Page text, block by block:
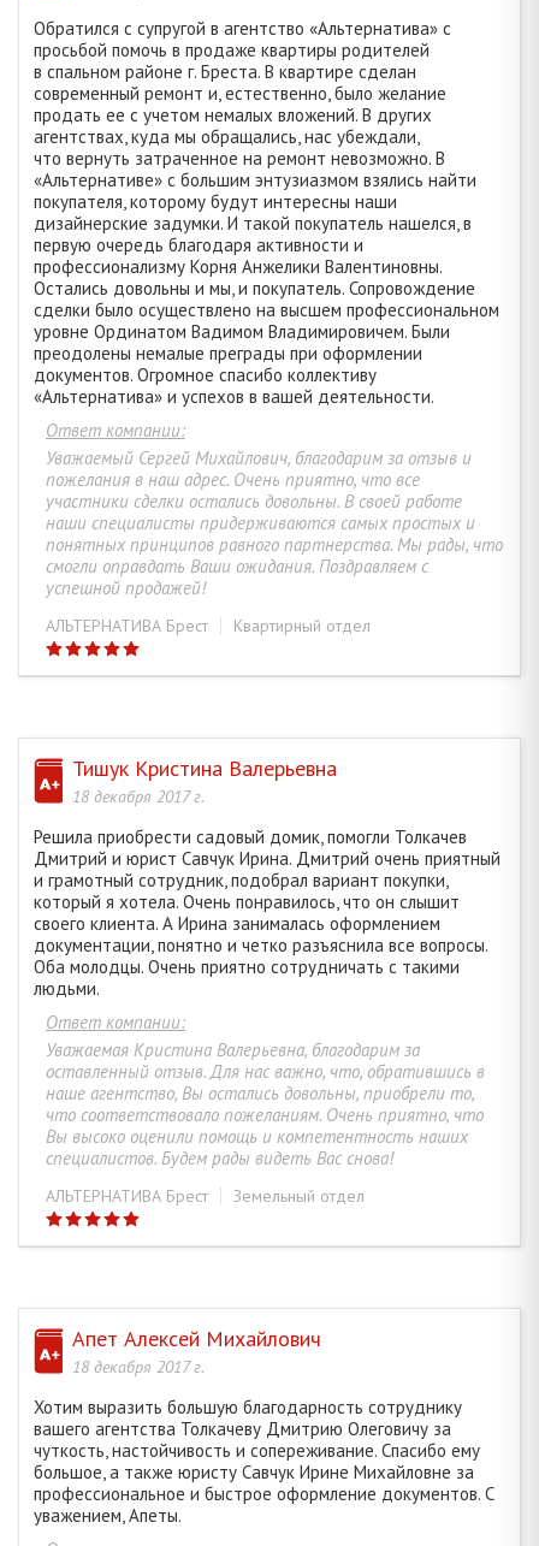
ВЫШИНСКАЯ АЛЛА ВИКТОРОВНА
ШКУЛЕПА НАТАЛЬЯ ЕВГЕНЬЕВНА
МИКЛУШ СВЕТЛАНА КОНСТАНТИНОВНА
САВЧУК ИРИНА МИХАЙЛОВНА
КУЗЬМИЧ АНАСТАСИЯ СЕРГЕЕВНА
ДОМНИЧ ИРИНА ЮРЬЕВНА
КУРИЛЕНКО АННА АНДРЕЕВНА
МИХАЙЛОВА ОКСАНА ВЛАДИМИРОВНА
ПОПОВА ЕЛИЗАВЕТА ВИКТОРОВНА 2
ДОВГЯЛО ИРИНА ВАЦЛАВОВНА
ЗАВТУР ТАТЬЯНА АНАТОЛЬЕВНА
ВИЛЬЧИНСКАЯ ЯНА БОЛЕСЛАВОВНА
СКАЛКОВИЧ ЛАРИСА ВАДИМОВНА
ГЕРАСИМЧУК ЮЛИЯ АНДРЕЕВНА
ОКУБА ВАЛЕРИЯ СЕРГЕЕВНА
АНТОНОВА ТАТЬЯНА АЛЕКСАНДРОВНА
ЧУРАКОВА ВАЛЕРИЯ МИХАЙЛОВНА
ПУНЬКО ВИКТОРИЯ АЛЕКСАНДРОВНА
ЖУК ТАТЬЯНА ИВАНОВНА
СЕМЕЧКО НАТАЛЬЯ НИКОЛАЕВНА
ЛОВКИС НАТАЛЬЯ БОРИСОВНА 35
Обратился с супругой в агентство «Альтернатива» с
просьбой помочь в продаже квартиры родителей
в спальном районе г. Бреста. В квартире сделан
современный ремонт и, естественно, было желание
продать ее с учетом немалых вложений. В других
агентствах, куда мы обращались, нас убеждали,
что вернуть затраченное на ремонт невозможно. В
«Альтернативе» с большим энтузиазмом взялись найти
покупателя, которому будут интересны наши
дизайнерские задумки. И такой покупатель нашелся, в
первую очередь благодаря активности и
профессионализму Корня Анжелики Валентиновны.
Остались довольны и мы, и покупатель. Сопровождение
сделки было осуществлено на высшем профессиональном
уровне Ординатом Вадимом Владимировичем. Были
преодолены немалые преграды при оформлении
документов. Огромное спасибо коллективу
«Альтернатива» и успехов в вашей деятельности.
Ответ компании:
Уважаемый Сергей Михайлович, благодарим за отзыв и
пожелания в наш адрес. Очень приятно, что все
участники сделки остались довольны. В своей работе
наши специалисты придерживаются самых простых и
понятных принципов равного партнерства. Мы рады, что
смогли оправдать Ваши ожидания. Поздравляем с
успешной продажей!
АЛЬТЕРНАТИВА Брест Квартирный отдел
Тишук Кристина Валерьевна
18 декабря 2017 г.
Решила приобрести садовый домик, помогли Толкачев
Дмитрий и юрист Савчук Ирина. Дмитрий очень приятный
и грамотный сотрудник, подобрал вариант покупки,
который я хотела. Очень понравилось, что он слышит
своего клиента. А Ирина занималась оформлением
документации, понятно и четко разъяснила все вопросы.
Оба молодцы. Очень приятно сотрудничать с такими
людьми.
Ответ компании:
Уважаемая Кристина Валерьевна, благодарим за
оставленный отзыв. Для нас важно, что, обратившись в
наше агентство, Вы остались довольны, приобрели то,
что соответствовало пожеланиям. Очень приятно, что
Вы высоко оценили помощь и компетентность наших
специалистов. Будем рады видеть Вас снова!
АЛЬТЕРНАТИВА Брест Земельный отдел
Апет Алексей Михайлович
18 декабря 2017 г.
Хотим выразить большую благодарность сотруднику
вашего агентства Толкачеву Дмитрию Олеговичу за
чуткость, настойчивость и сопереживание. Спасибо ему
большое, а также юристу Савчук Ирине Михайловне за
профессиональное и быстрое оформление документов. С
уважением, Апеты.